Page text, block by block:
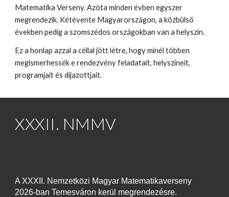
Matematika Verseny. Azóta minden évben egyszer
megrendezik. Kétévente Magyarországon, a közbülső
években pedig a szomszédos országokban van a helyszín.
Ez a honlap azzal a céllal jött létre, hogy minél többen
megismerhessék e rendezvény feladatait, helyszíneit,
programjait és díjazottjait.
XXXII. NMMV
A XXXII. Nemzetközi Magyar Matematikaverseny
2026-ban Temesváron kerül megrendezésre.